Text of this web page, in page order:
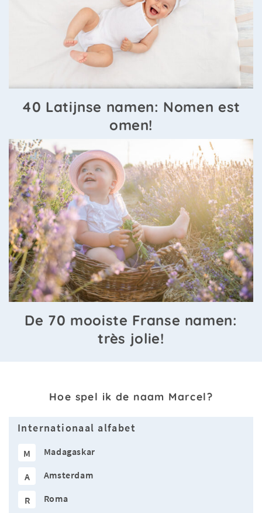
40 Latijnse namen: Nomen est
omen!
De 70 mooiste Franse namen:
très jolie!
Hoe spel ik de naam Marcel?
Internationaal alfabet
M Madagaskar
A Amsterdam
R Roma